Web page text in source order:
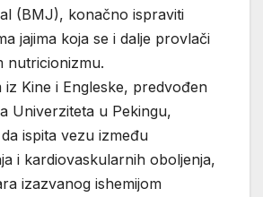
(BMJ), konačno ispraviti
jajima koja se i dalje provlači
nutricionizmu.
iz Kine i Engleske, predvođen
Univerziteta u Pekingu,
ispita vezu između
i kardiovaskularnih oboljenja,
izazvanog ishemijom